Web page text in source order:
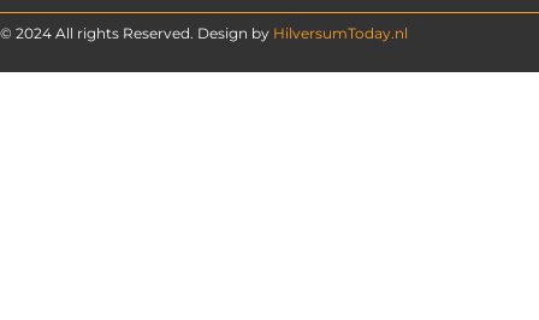
© 2024 All rights Reserved. Design by HilversumToday.nl